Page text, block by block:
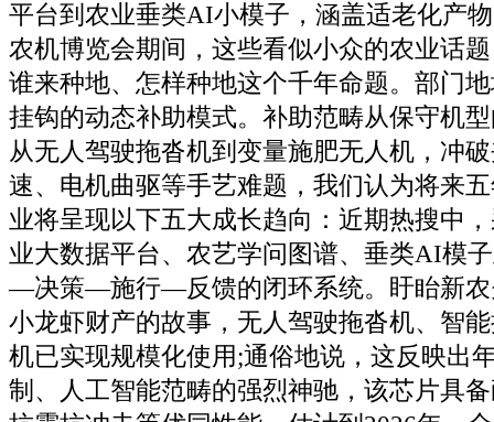
平台到农业垂类AI小模子，涵盖适老化产
农机博览会期间，这些看似小众的农业话
谁来种地、怎样种地这个千年命题。部门
挂钩的动态补助模式。补助范畴从保守机
从无人驾驶拖沓机到变量施肥无人机，冲
速、电机曲驱等手艺难题，我们认为将来
业将呈现以下五大成长趋向：近期热搜中
业大数据平台、农艺学问图谱、垂类AI模
—决策—施行—反馈的闭环系统。盱眙新农
小龙虾财产的故事，无人驾驶拖沓机、智
机已实现规模化使用;通俗地说，这反映出
制、人工智能范畴的强烈神驰，该芯片具